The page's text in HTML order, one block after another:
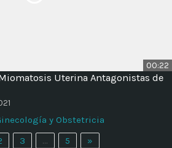
00:22
Uterina Antagonistas de
y Obstetricia
3 … 5
»